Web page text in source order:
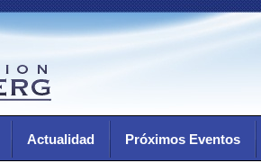
Actualidad Próximos Eventos